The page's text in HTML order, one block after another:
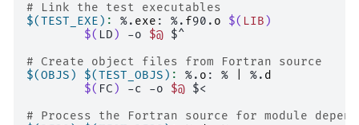
# Link the test executables
$(TEST_EXE) : %. exe : %. f90. o $( LIB )
$( LD ) -o $@ $^
# Create object files from Fortran source
$(OBJS) $(TEST_OBJS) : %. o : % %. d
$( FC ) -c -o $@ $<
# Process the Fortran source for module